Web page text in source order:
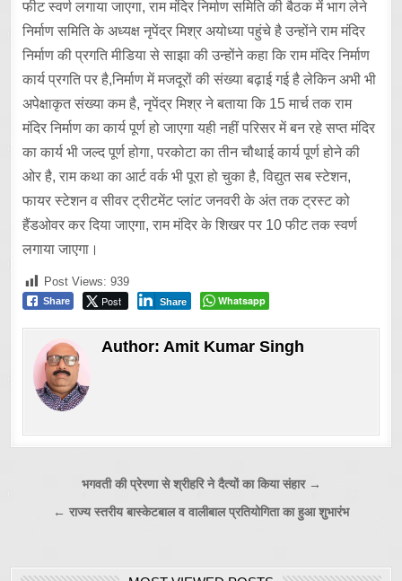
फीट स्वर्ण लगाया जाएगा, राम मंदिर निर्माण समिति की बैठक में भाग लेने
निर्माण समिति के अध्यक्ष नृपेंद्र मिश्र अयोध्या पहुंचे है उन्होंने राम मंदिर
निर्माण की प्रगति मीडिया से साझा की उन्होंने कहा कि राम मंदिर निर्माण
कार्य प्रगति पर है,निर्माण में मजदूरों की संख्या बढ़ाई गई है लेकिन अभी भी
अपेक्षाकृत संख्या कम है, नृपेंद्र मिश्र ने बताया कि 15 मार्च तक राम
मंदिर निर्माण का कार्य पूर्ण हो जाएगा यही नहीं परिसर में बन रहे सप्त मंदिर
का कार्य भी जल्द पूर्ण होगा, परकोटा का तीन चौथाई कार्य पूर्ण होने की
ओर है, राम कथा का आर्ट वर्क भी पूरा हो चुका है, विद्युत सब स्टेशन,
फायर स्टेशन व सीवर ट्रीटमेंट प्लांट जनवरी के अंत तक ट्रस्ट को
हैंडओवर कर दिया जाएगा, राम मंदिर के शिखर पर 10 फीट तक स्वर्ण
लगाया जाएगा।
Post Views: 939
Share Post Share Whatsapp
Author:Amit Kumar Singh
navigation
भगवती की प्रेरणा से श्रीहरि ने दैत्यों का किया संहार →
← राज्य स्तरीय बास्केटबाल व वालीबाल प्रतियोगिता का हुआ शुभारंभ